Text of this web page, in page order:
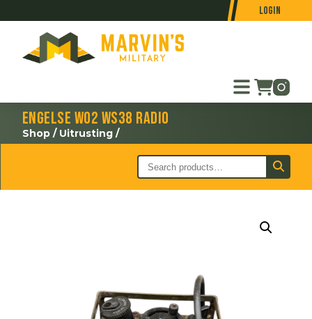
Login
Engelse WO2 WS38 radio
Shop / Uitrusting /